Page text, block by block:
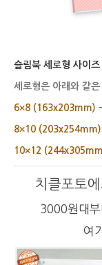
슬림북 세로형 사이즈
세로형은 아래와 같은
6×8 (163x203mm)
8×10
10×12
치클포토
3000원대부
여